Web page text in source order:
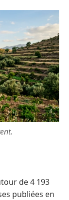
de 4 193
publiées en